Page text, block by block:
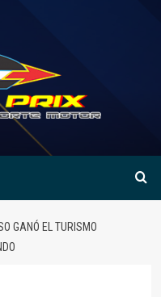
GANÓ EL TURISMO